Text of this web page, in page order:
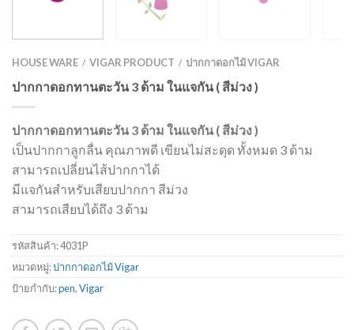
HOUSE WARE / VIGAR PRODUCT / ปากกาดอกไม้ VIGAR
ปากกาดอกทานตะวัน 3 ด้าม ในแจกัน ( สีม่วง )
ปากกาดอกทานตะวัน 3 ด้าม ในแจกัน ( สีม่วง )
เป็นปากกาลูกลื่น คุณภาพดี เขียนไม่สะดุด ทั้งหมด 3 ด้าม
สามารถเปลี่ยนไส้ปากกาได้
มีแจกันสำหรับเสียบปากกา สีม่วง
สามารถเสียบได้ถึง 3 ด้าม
รหัสสินค้า:4031P
หมวดหมู่:ปากกาดอกไม้ Vigar
ป้ายกำกับ:pen,Vigar